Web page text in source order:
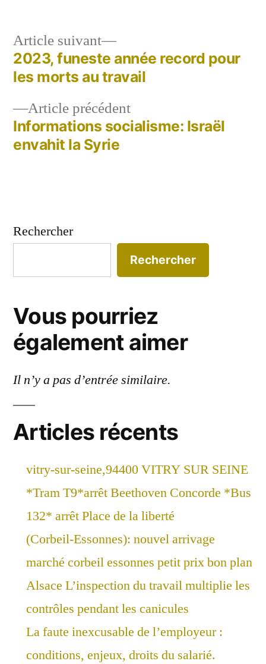
Navigation
l’article
Article précédentArticle
précédent :
Informations socialisme: Israël
envahit la Syrie
Article suivant
Article
suivant :
2023, funeste année record pour
les morts au travail
Rechercher
Rechercher
Vous pourriez
également aimer
Il n’y a pas d’entrée similaire.
Articles récents
vitry-sur-seine,94400 VITRY SUR SEINE
*Tram T9*arrêt Beethoven Concorde *Bus
132* arrêt Place de la liberté
(Corbeil-Essonnes): nouvel arrivage
marché corbeil essonnes petit prix bon plan
Alsace L’inspection du travail multiplie les
contrôles pendant les canicules
La faute inexcusable de l’employeur :
conditions, enjeux, droits du salarié.